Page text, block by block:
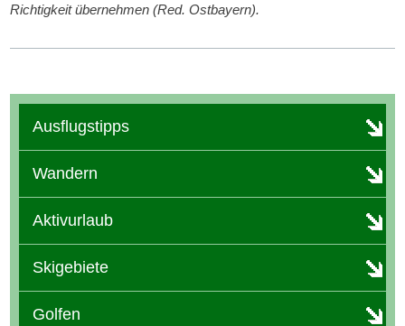
Richtigkeit übernehmen (Red. Ostbayern).
Ausflugstipps
Wandern
Aktivurlaub
Skigebiete
Golfen